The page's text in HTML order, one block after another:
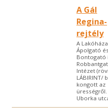
A Gál
Regina-
rejtély
A
Ápolgató és
Bontogató
Intézet
LÁBIRINT/
kongott az
ürességről.
Uborka